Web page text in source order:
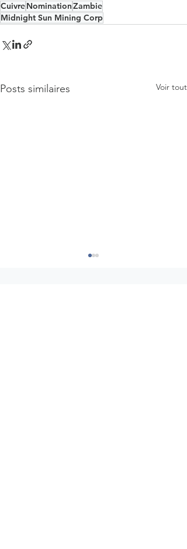
CuivreNominationZambie
Midnight Sun Mining Corp
Posts similaires Voir tout